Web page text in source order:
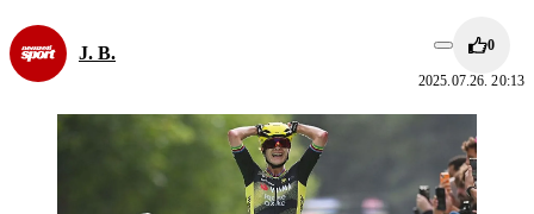
J. B. 0
2025.07.26. 20:13